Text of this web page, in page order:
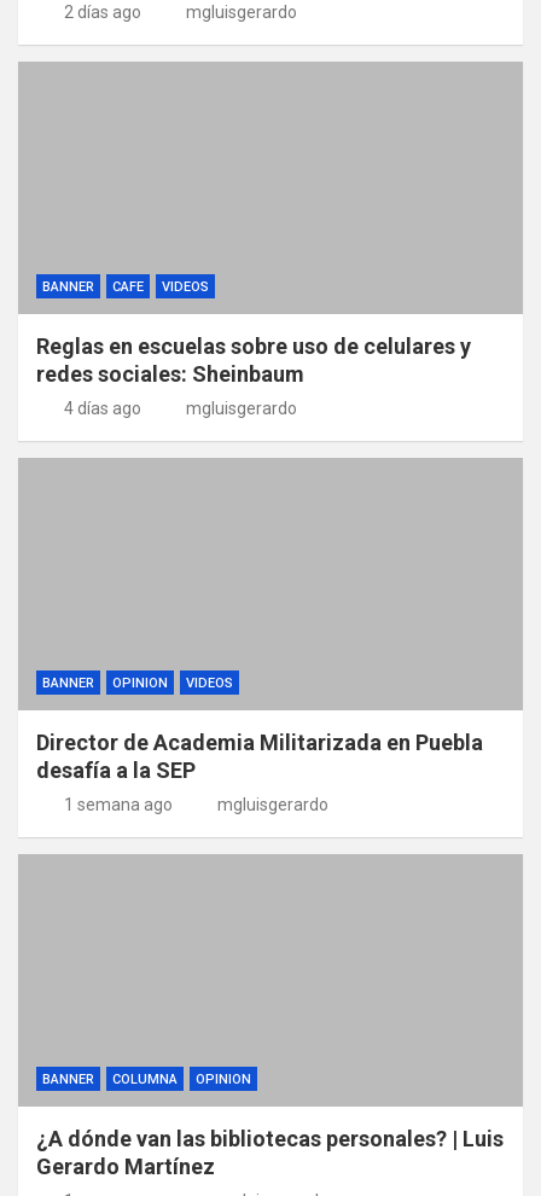
2 días ago mgluisgerardo
BANNER CAFE VIDEOS
Reglas en escuelas sobre uso de celulares y
redes sociales: Sheinbaum
4 días ago mgluisgerardo
BANNER OPINION VIDEOS
Director de Academia Militarizada en Puebla
desafía a la SEP
1 semana ago mgluisgerardo
BANNER COLUMNA OPINION
¿A dónde van las bibliotecas personales? | Luis
Gerardo Martínez